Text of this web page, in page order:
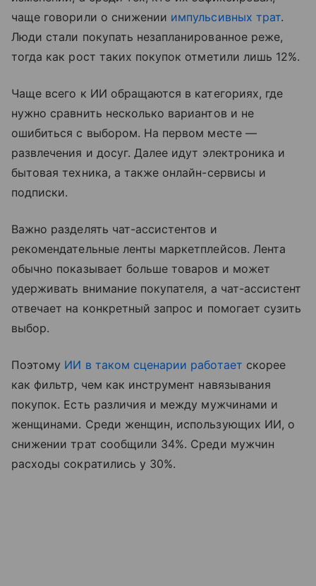
чаще говорили о снижении импульсивных трат.
Люди стали покупать незапланированное реже,
тогда как рост таких покупок отметили лишь 12%.
Чаще всего к ИИ обращаются в категориях, где
нужно сравнить несколько вариантов и не
ошибиться с выбором. На первом месте —
развлечения и досуг. Далее идут электроника и
бытовая техника, а также онлайн-сервисы и
подписки.
Важно разделять чат-ассистентов и
рекомендательные ленты маркетплейсов. Лента
обычно показывает больше товаров и может
удерживать внимание покупателя, а чат-ассистент
отвечает на конкретный запрос и помогает сузить
выбор.
Поэтому ИИ в таком сценарии работает скорее
как фильтр, чем как инструмент навязывания
покупок. Есть различия и между мужчинами и
женщинами. Среди женщин, использующих ИИ, о
снижении трат сообщили 34%. Среди мужчин
расходы сократились у 30%.